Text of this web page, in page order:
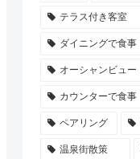
テラス付き客室
ダイニングで食事
オーシャンビュー
カウンターで食事
ペアリング
温泉街散策